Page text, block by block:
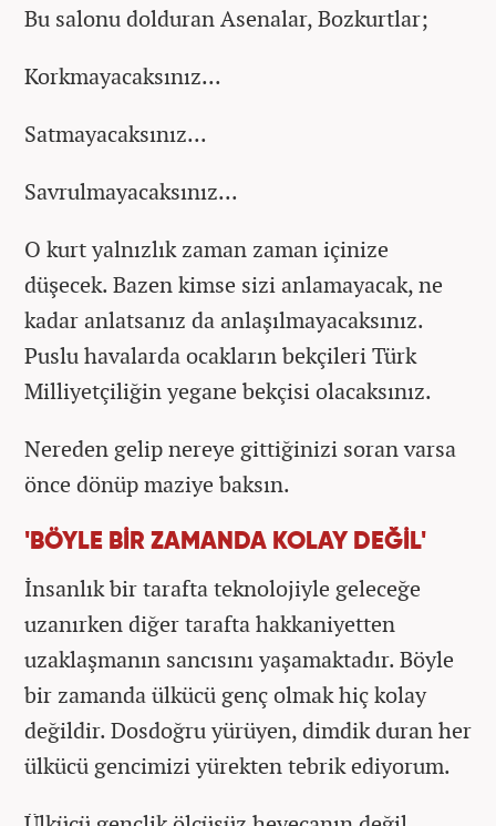
Bu salonu dolduran Asenalar, Bozkurtlar;
Korkmayacaksınız...
Satmayacaksınız...
Savrulmayacaksınız...
O kurt yalnızlık zaman zaman içinize
düşecek. Bazen kimse sizi anlamayacak, ne
kadar anlatsanız da anlaşılmayacaksınız.
Puslu havalarda ocakların bekçileri Türk
Milliyetçiliğin yegane bekçisi olacaksınız.
Nereden gelip nereye gittiğinizi soran varsa
önce dönüp maziye baksın.
'BÖYLE BİR ZAMANDA KOLAY DEĞİL'
İnsanlık bir tarafta teknolojiyle geleceğe
uzanırken diğer tarafta hakkaniyetten
uzaklaşmanın sancısını yaşamaktadır. Böyle
bir zamanda ülkücü genç olmak hiç kolay
değildir. Dosdoğru yürüyen, dimdik duran her
ülkücü gencimizi yürekten tebrik ediyorum.